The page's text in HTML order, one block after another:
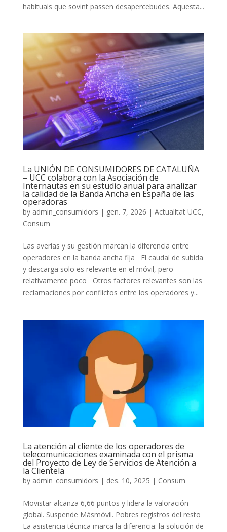
habituals que sovint passen desapercebudes. Aquesta...
La UNIÓN DE CONSUMIDORES DE CATALUÑA
– UCC colabora con la Asociación de
Internautas en su estudio anual para analizar
la calidad de la Banda Ancha en España de las
operadoras
by admin_consumidors | gen. 7, 2026 | Actualitat UCC,
Consum
Las averías y su gestión marcan la diferencia entre
operadores en la banda ancha fija El caudal de subida
y descarga solo es relevante en el móvil, pero
relativamente poco Otros factores relevantes son las
reclamaciones por conflictos entre los operadores y...
La atención al cliente de los operadores de
telecomunicaciones examinada con el prisma
del Proyecto de Ley de Servicios de Atención a
la Clientela
by admin_consumidors | des. 10, 2025 | Consum
Movistar alcanza 6,66 puntos y lidera la valoración
global. Suspende Másmóvil. Pobres registros del resto
La asistencia técnica marca la diferencia: la solución de